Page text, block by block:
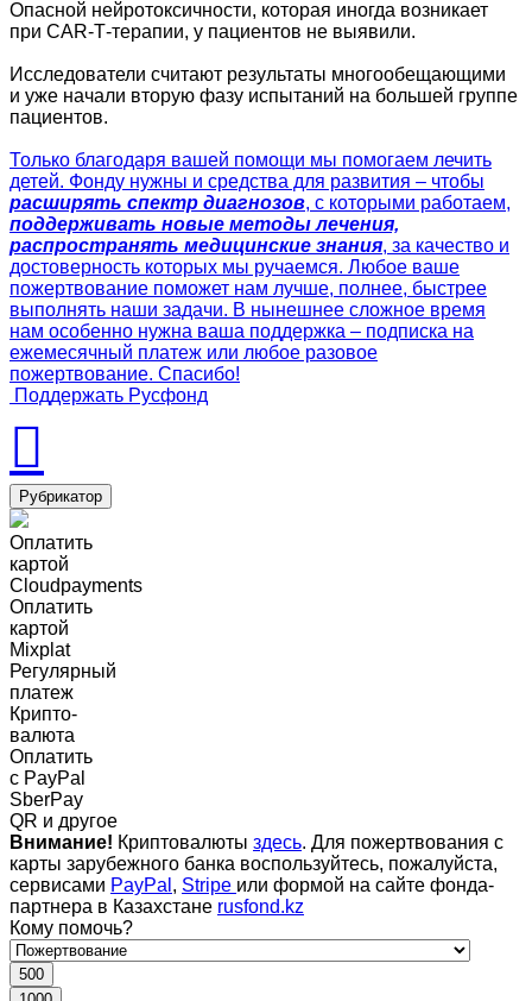
Опасной нейротоксичности, которая иногда возникает
при CAR‑T‑терапии, у пациентов не выявили.
Исследователи считают результаты многообещающими
и уже начали вторую фазу испытаний на большей группе
пациентов.
Только благодаря вашей помощи мы помогаем лечить
детей. Фонду нужны и средства для развития – чтобы
расширять спектр диагнозов, с которыми работаем,
поддерживать новые методы лечения,
распространять медицинские знания, за качество и
достоверность которых мы ручаемся. Любое ваше
пожертвование поможет нам лучше, полнее, быстрее
выполнять наши задачи. В нынешнее сложное время
нам особенно нужна ваша поддержка – подписка на
ежемесячный платеж или любое разовое
пожертвование. Спасибо!
Поддержать Русфонд
Рубрикатор
Оплатить
картой
Cloudpayments
Оплатить
картой
Mixplat
Регулярный
платеж
Крипто-
валюта
Оплатить
c PayPal
SberPay
QR и другое
Внимание! Криптовалюты здесь. Для пожертвования с
карты зарубежного банка воспользуйтесь, пожалуйста,
сервисами PayPal , Stripe или формой на сайте фонда-
партнера в Казахстане rusfond.kz
Кому помочь?
500